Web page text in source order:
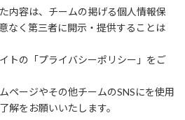
内容は、チームの掲げる個人情報保
なく第三者に開示・提供することは
トの「プライバシーポリシー」をご
ページやその他チームのSNSにを使用
解をお願いいたします。